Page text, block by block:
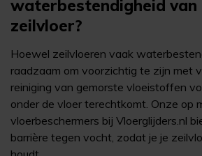
waterbestendigheid van
zeilvloer?
Hoewel zeilvloeren vaak
raadzaam om voorzichtig te zijn met
reiniging van gemorste vloeistoffen
onder de vloer terechtkomt. Onze op
vloerbeschermers bij Vloerglijders.nl
barrière tegen vocht, zodat je je